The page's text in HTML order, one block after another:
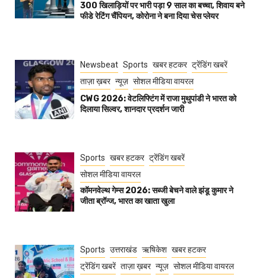
300 खिलाड़ियों पर भारी पड़ा 9 साल का बच्चा, शिवाय बने
फीडे रेटिंग चैंपियन, कोरोना ने बना दिया चेस प्लेयर
Newsbeat Sports खबर हटकर ट्रेंडिंग खबरें
ताज़ा ख़बर न्यूज़ सोशल मीडिया वायरल
CWG 2026: वेटलिफ्टिंग में राजा मुथुपांडी ने भारत को
दिलाया सिल्वर, शानदार प्रदर्शन जारी
Sports खबर हटकर ट्रेंडिंग खबरें
सोशल मीडिया वायरल
कॉमनवेल्थ गेम्स 2026: सब्जी बेचने वाले झंडू कुमार ने
जीता ब्रॉन्ज, भारत का खाता खुला
Sports उत्तराखंड ऋषिकेश खबर हटकर
ट्रेंडिंग खबरें ताज़ा ख़बर न्यूज़ सोशल मीडिया वायरल